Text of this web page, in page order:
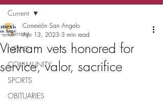
Current
NEWS
COMMUNITY
SPORTS
OBITUARIES
Current
Vietnam vets honored for
service, valor, sacrifice
Conexión San Angelo
Apr 13, 2023 3 min read